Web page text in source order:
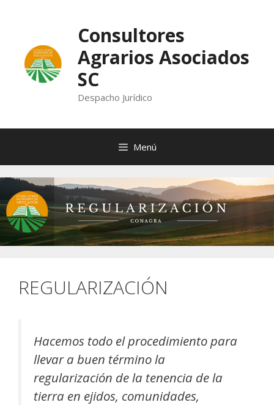
Consultores
Agrarios Asociados
SC
Despacho Jurídico
Menú
REGULARIZACIÓN
Hacemos todo el procedimiento para
llevar a buen término la
regularización de la tenencia de la
tierra en ejidos, comunidades,